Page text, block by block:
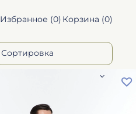
Избранное (0) Корзина (0)